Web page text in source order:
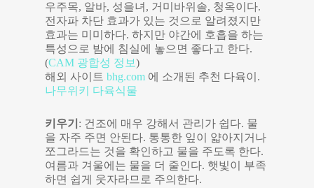
우주목, 알바, 성을녀, 거미바위솔, 청옥이다.
전자파 차단 효과가 있는 것으로 알려졌지만
효과는 미미하다. 하지만 야간에 호흡을 하는
특성으로 밤에 침실에 놓으면 좋다고 한다.
(CAM 광합성 정보)
해외 사이트bhg.com 에 소개된 추천 다육이.
나무위키 다육식물
키우기 : 건조에 매우 강해서 관리가 쉽다. 물
을 자주 주면 안된다. 통통한 잎이 얇아지거나
쪼그라드는 것을 확인하고 물을 주도록 한다.
여름과 겨울에는 물을 더 줄인다. 햇빛이 부족
하면 쉽게 웃자라므로 주의한다.